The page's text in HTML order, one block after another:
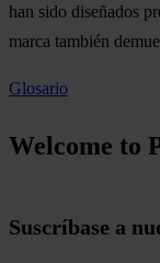
han sido diseñados
marca también
Glosario
Welcome to
Suscríbase a